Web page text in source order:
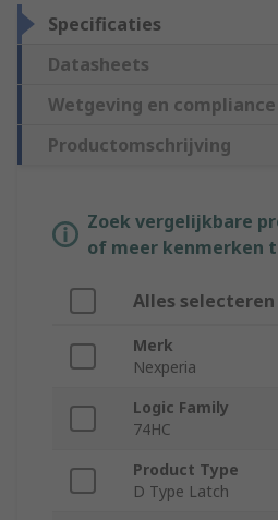
Specificaties
Datasheets
Wetgeving en compliance
Productomschrijving
Zoek vergelijkbare
of meer kenmerken
Alles selecteren
Merk
Nexperia
Logic Family
74HC
Product Type
D Type Latch